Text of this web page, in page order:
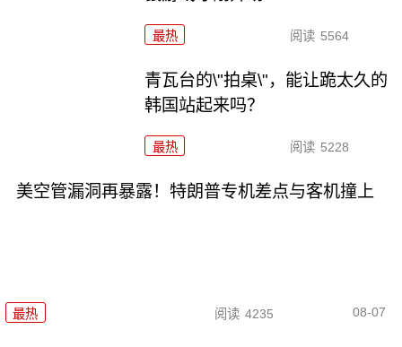
最热 阅读 5564
青瓦台的\"拍桌\"，能让跪太久的
韩国站起来吗？
最热 阅读 5228
美空管漏洞再暴露！特朗普专机差点与客机撞上
最热 阅读 4235 08-07